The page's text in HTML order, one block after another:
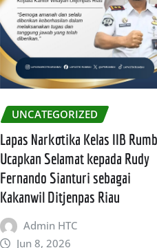
UNCATEGORIZED
Lapas Narkotika Kelas IIB
Ucapkan Selamat kepada Rudy
Fernando Sianturi sebagai
Kakanwil Ditjenpas Riau
Admin HTC
Jun 8, 2026